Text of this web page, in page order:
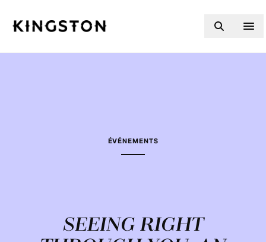
ÉVÉNEMENTS
SEEING RIGHT